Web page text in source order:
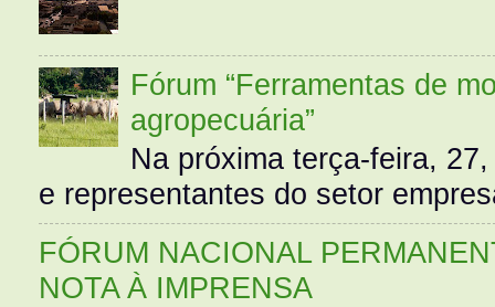
Fórum “Ferramentas de
agropecuária”
Na próxima terça-feira,
e representantes do setor
FÓRUM NACIONAL
NOTA À IMPRENSA